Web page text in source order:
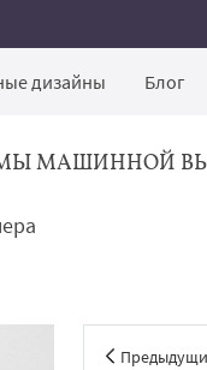
дизайны Блог
МАШИННОЙ